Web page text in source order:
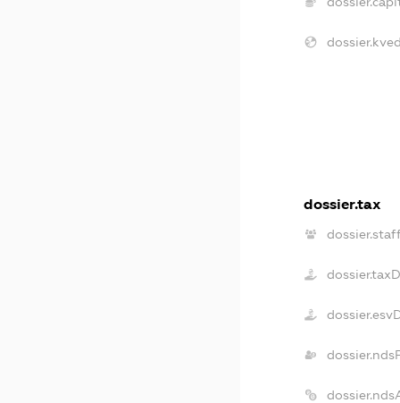
dossier.tax
dossier.staff